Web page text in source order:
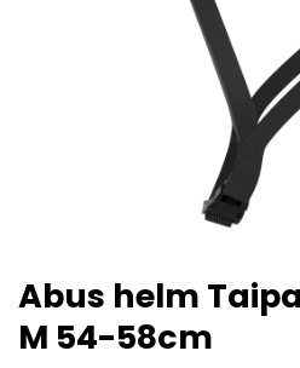
Abus helm
M 54-58cm